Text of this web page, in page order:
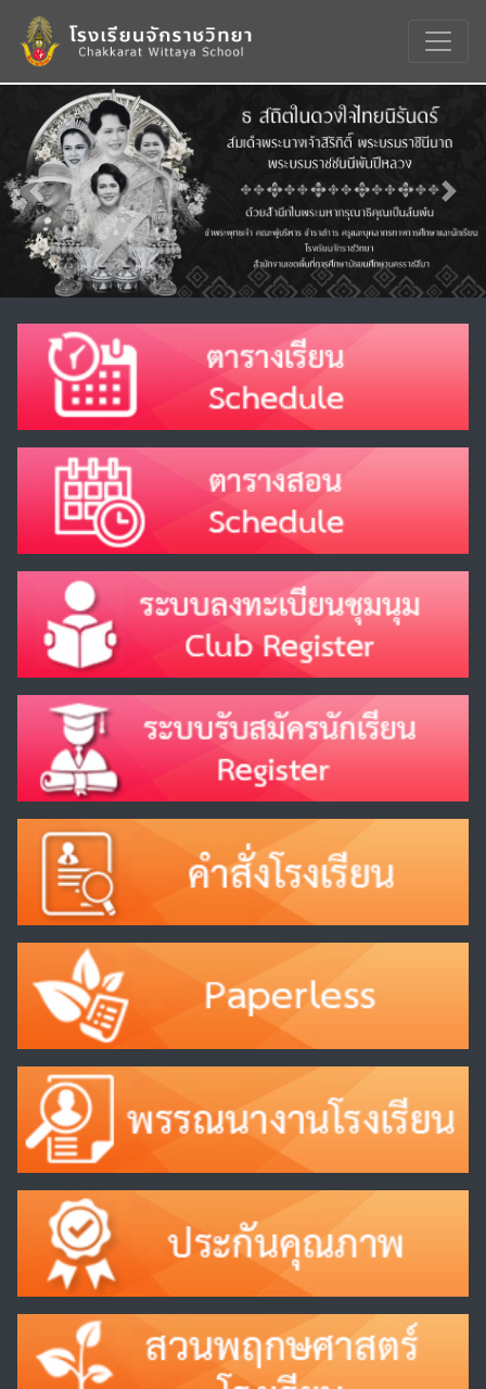
Previous Next